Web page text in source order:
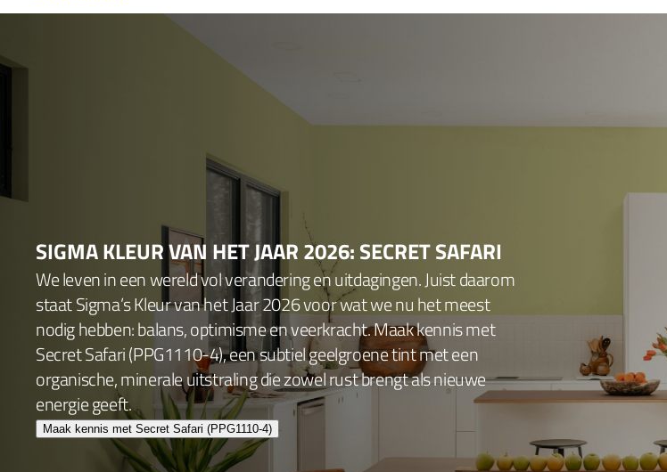
SIGMA KLEUR VAN HET JAAR 2026: SECRET SAFARI
We leven in een wereld vol verandering en uitdagingen. Juist daarom
staat Sigma’s Kleur van het Jaar 2026 voor wat we nu het meest
nodig hebben: balans, optimisme en veerkracht. Maak kennis met
Secret Safari (PPG1110-4), een subtiel geelgroene tint met een
organische, minerale uitstraling die zowel rust brengt als nieuwe
energie geeft.
Maak kennis met Secret Safari (PPG1110-4)